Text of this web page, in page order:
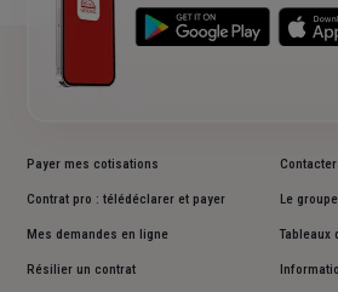
Payer mes cotisations
Contrat pro : télédéclarer et payer
Mes demandes en ligne
Résilier un contrat
Le
Tableaux